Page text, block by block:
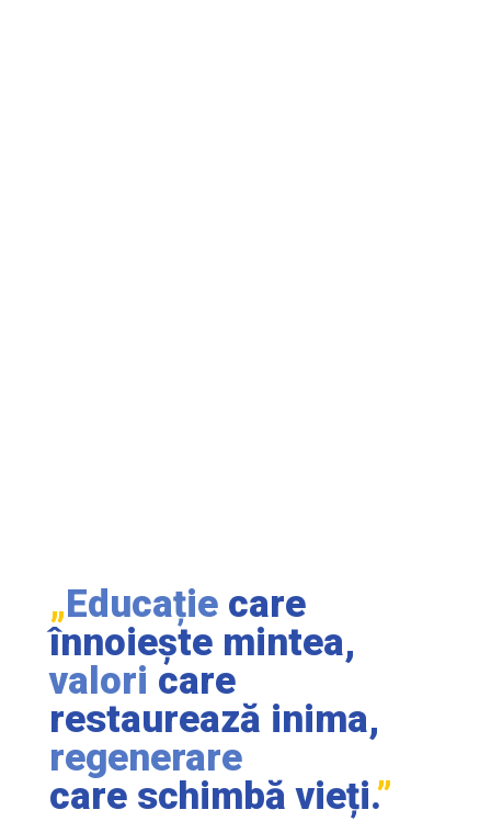
„Educațiecare
înnoiește mintea,
valori care
restaurează inima,
regenerare
care schimbă vieți.”